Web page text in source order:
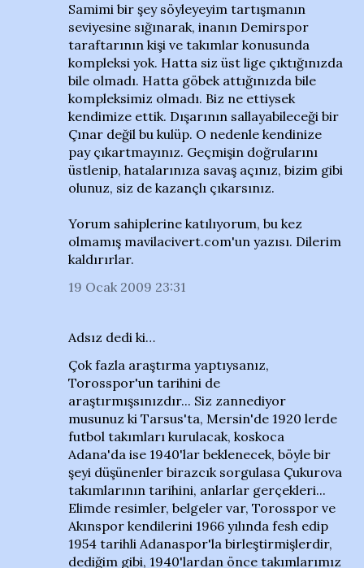
Samimi bir şey söyleyeyim tartışmanın
seviyesine sığınarak, inanın Demirspor
taraftarının kişi ve takımlar konusunda
kompleksi yok. Hatta siz üst lige çıktığınızda
bile olmadı. Hatta göbek attığınızda bile
kompleksimiz olmadı. Biz ne ettiysek
kendimize ettik. Dışarının sallayabileceği bir
Çınar değil bu kulüp. O nedenle kendinize
pay çıkartmayınız. Geçmişin doğrularını
üstlenip, hatalarınıza savaş açınız, bizim gibi
olunuz, siz de kazançlı çıkarsınız.
Yorum sahiplerine katılıyorum, bu kez
olmamış mavilacivert.com'un yazısı. Dilerim
kaldırırlar.
19 Ocak 2009 23:31
Adsız dedi ki…
Çok fazla araştırma yaptıysanız,
Torosspor'un tarihini de
araştırmışsınızdır... Siz zannediyor
musunuz ki Tarsus'ta, Mersin'de 1920 lerde
futbol takımları kurulacak, koskoca
Adana'da ise 1940'lar beklenecek, böyle bir
şeyi düşünenler birazcık sorgulasa Çukurova
takımlarının tarihini, anlarlar gerçekleri...
Elimde resimler, belgeler var, Torosspor ve
Akınspor kendilerini 1966 yılında fesh edip
1954 tarihli Adanaspor'la birleştirmişlerdir,
dediğim gibi, 1940'lardan önce takımlarımız